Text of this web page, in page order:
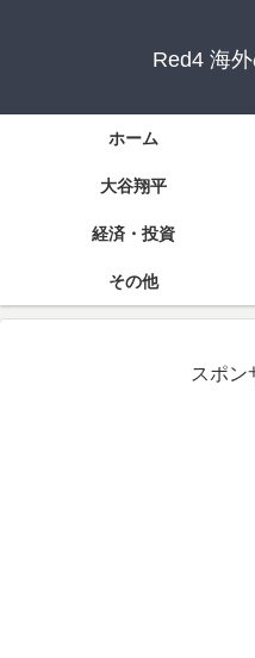
Red4 海
ホーム
大谷翔平
経済・投資
その他
スポン